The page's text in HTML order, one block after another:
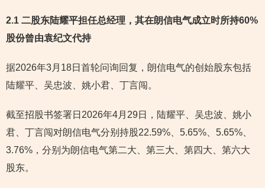
2.1 二股东陆耀平担任总经理，其在朗信电气成立时所持60%
股份曾由袁纪文代持
据2026年3月18日首轮问询回复，朗信电气的创始股东包括
陆耀平、吴忠波、姚小君、丁言闯。
截至招股书签署日2026年4月29日，陆耀平、吴忠波、姚小
君、丁言闯对朗信电气分别持股22.59%、5.65%、5.65%、
3.76%，分别为朗信电气第二大、第三大、第四大、第六大
股东。